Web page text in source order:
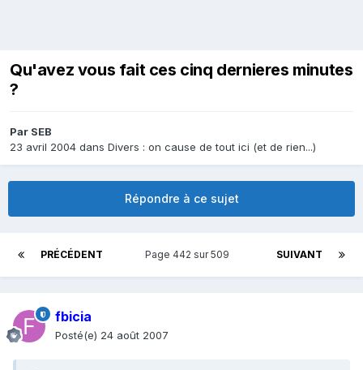
Qu'avez vous fait ces cinq dernieres minutes
?
Par SEB
23 avril 2004 dans Divers : on cause de tout ici (et de rien...)
Répondre à ce sujet
PRÉCÉDENT SUIVANT
Page 442 sur 509
fbicia
Posté(e) 24 août 2007